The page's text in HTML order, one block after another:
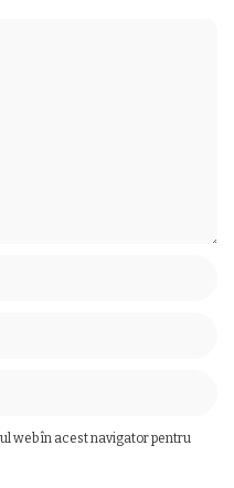
web în acest navigator pentru